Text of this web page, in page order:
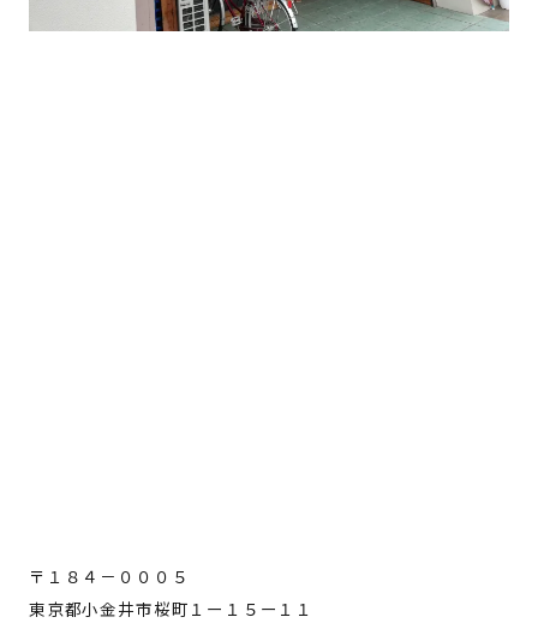
〒１８４－０００５
東京都小金井市桜町１ー１５ー１１